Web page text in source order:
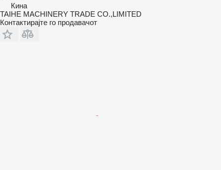
Кина
TAIHE MACHINERY TRADE CO.,LIMITED
Контактирајте го продавачот